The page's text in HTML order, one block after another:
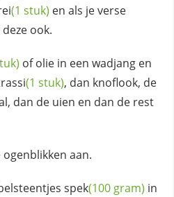
(1 stuk) en als je verse
ook.
of olie in een wadjang en
(1 stuk), dan knoflook, de
dan de uien en dan de rest
aan.
spek(100 gram) in